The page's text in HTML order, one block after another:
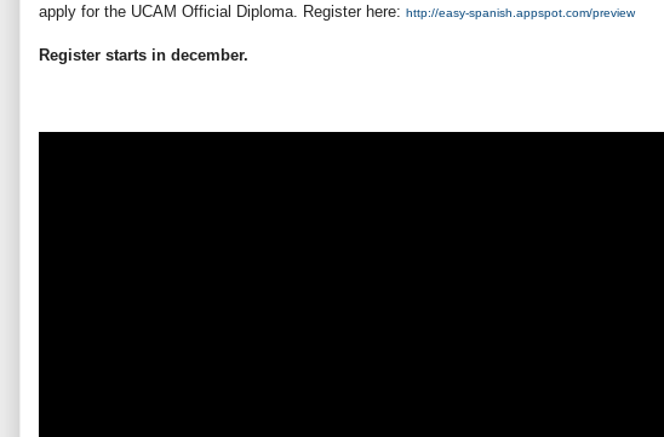
apply for the UCAM Official Diploma. Register here: http://easy-spanish.appspot.com/preview
Register starts in december.